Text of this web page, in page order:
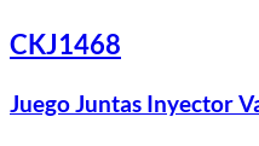
CKJ1468
Juego Juntas Inyector